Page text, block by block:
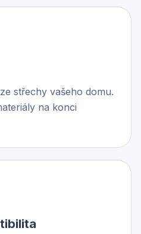
střechy vašeho domu.
na konci